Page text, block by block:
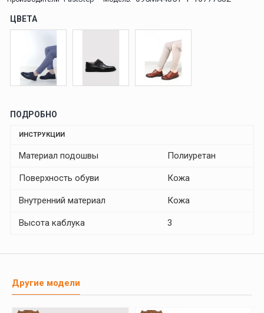
ЦВЕТА
ПОДРОБНО
ИНСТРУКЦИИ
Материал подошвы Полиуретан
Поверхность обуви Кожа
Внутренний материал Кожа
Высота каблука 3
Другие модели